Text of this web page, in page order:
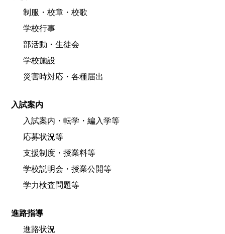
制服・校章・校歌
学校行事
部活動・生徒会
学校施設
災害時対応・各種届出
入試案内
入試案内・転学・編入学等
応募状況等
支援制度・授業料等
学校説明会・授業公開等
学力検査問題等
進路指導
進路状況